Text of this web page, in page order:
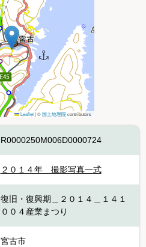
Leaflet|©国土地理院contributors
R0000250M006D0000724
２０１４年 撮影写真一式
復旧・復興期＿２０１４＿１４１
００４産業まつり
宮古市